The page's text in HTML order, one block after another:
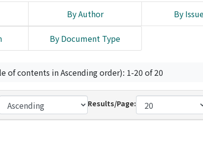
By Author By
By Document Type
of contents in Ascending order): 1-20 of 20
Results/Page: